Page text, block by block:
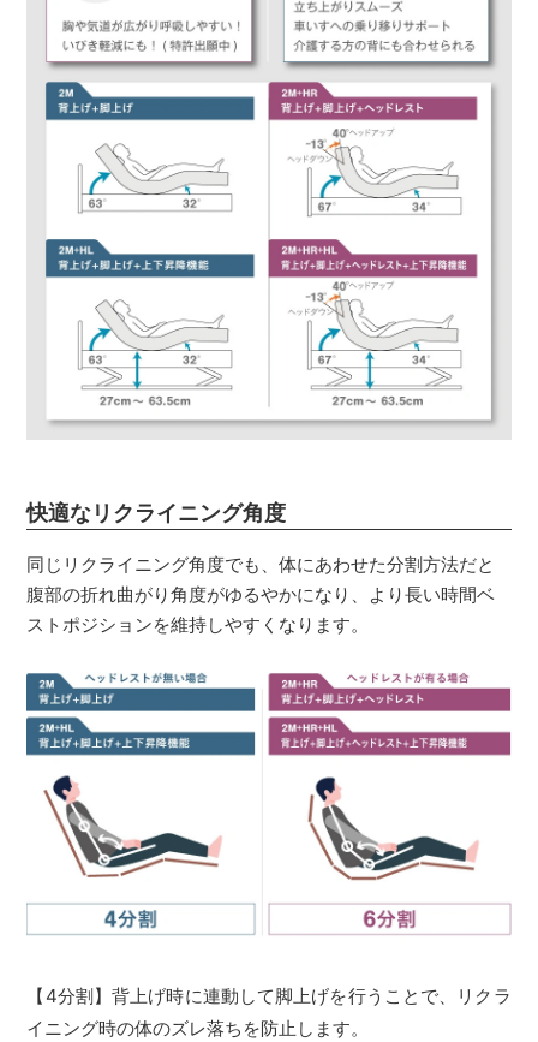
快適なリクライニング角度
同じリクライニング角度でも、体にあわせた分割方法だと
腹部の折れ曲がり角度がゆるやかになり、より長い時間ベ
ストポジションを維持しやすくなります。
【4分割】背上げ時に連動して脚上げを行うことで、リクラ
イニング時の体のズレ落ちを防止します。